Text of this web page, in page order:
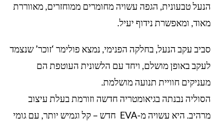
הנעל טבעונית, הגפה עשויה מחומרים ממוחזרים, מאווררת
מאוד, ומאפשרת נידוף יעיל.
סביב עקב הנעל, בחלקה הפנימי, נמצא פולימר ‘זוכר’ שנצמד
לעקב באופן מושלם, ויחד עם הלשונית העוטפת הם
מעניקים חוויית תנועה מושלמת.
הסוליה נבנתה בגיאומטריה חדשה וזורמת בעלת עיצוב
מרהיב. היא עשויה מ-EVA חדש – קל וגמיש יותר, עם גומי